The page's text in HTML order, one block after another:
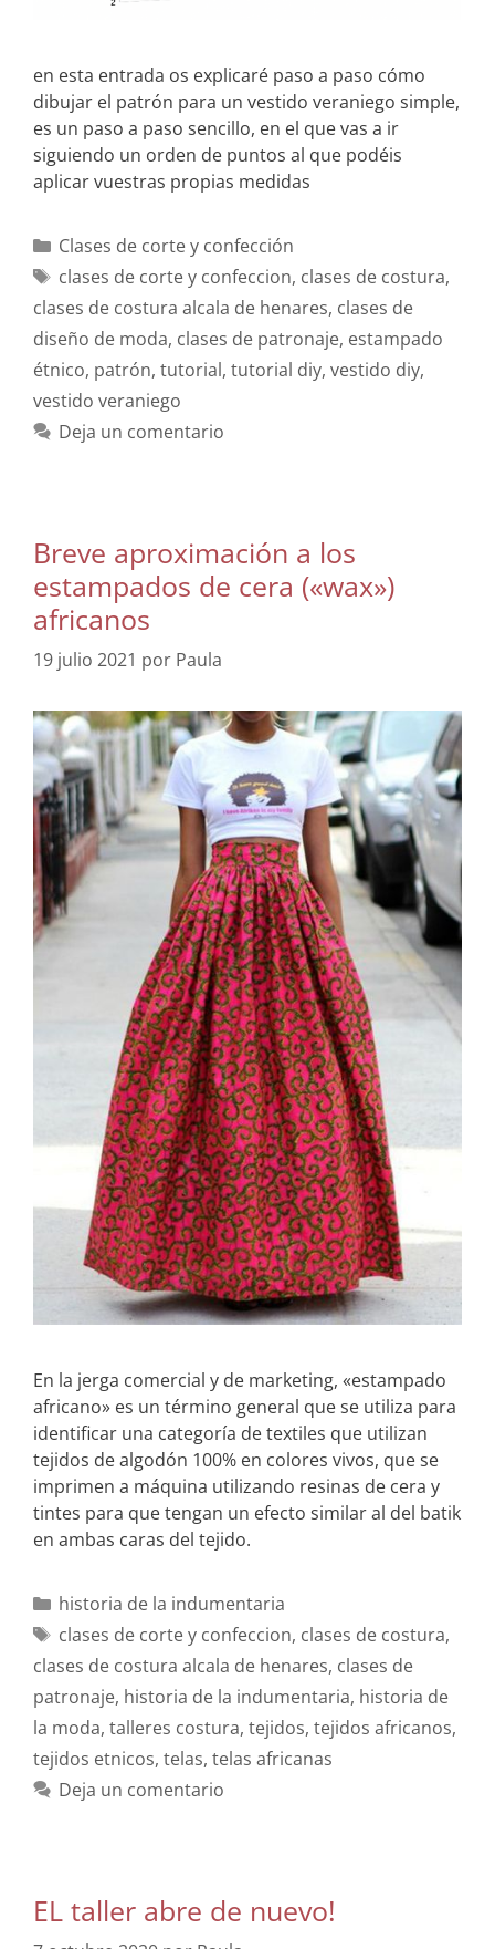
en esta entrada os explicaré paso a paso cómo
dibujar el patrón para un vestido veraniego simple,
es un paso a paso sencillo, en el que vas a ir
siguiendo un orden de puntos al que podéis
aplicar vuestras propias medidas
Clases de corte y confección
clases de corte y confeccion, clases de costura,
clases de costura alcala de henares, clases de
diseño de moda, clases de patronaje, estampado
étnico, patrón, tutorial, tutorial diy, vestido diy,
vestido veraniego
Deja un comentario
Breve aproximación a los
estampados de cera («wax»)
africanos
19 julio 2021 por Paula
En la jerga comercial y de marketing, «estampado
africano» es un término general que se utiliza para
identificar una categoría de textiles que utilizan
tejidos de algodón 100% en colores vivos, que se
imprimen a máquina utilizando resinas de cera y
tintes para que tengan un efecto similar al del batik
en ambas caras del tejido.
historia de la indumentaria
clases de corte y confeccion, clases de costura,
clases de costura alcala de henares, clases de
patronaje, historia de la indumentaria, historia de
la moda, talleres costura, tejidos, tejidos africanos,
tejidos etnicos, telas, telas africanas
Deja un comentario
EL taller abre de nuevo!